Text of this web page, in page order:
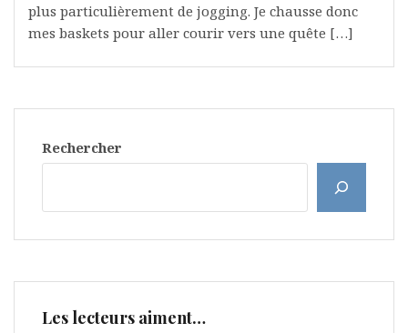
plus particulièrement de jogging. Je chausse donc
mes baskets pour aller courir vers une quête […]
Rechercher
Les lecteurs aiment…